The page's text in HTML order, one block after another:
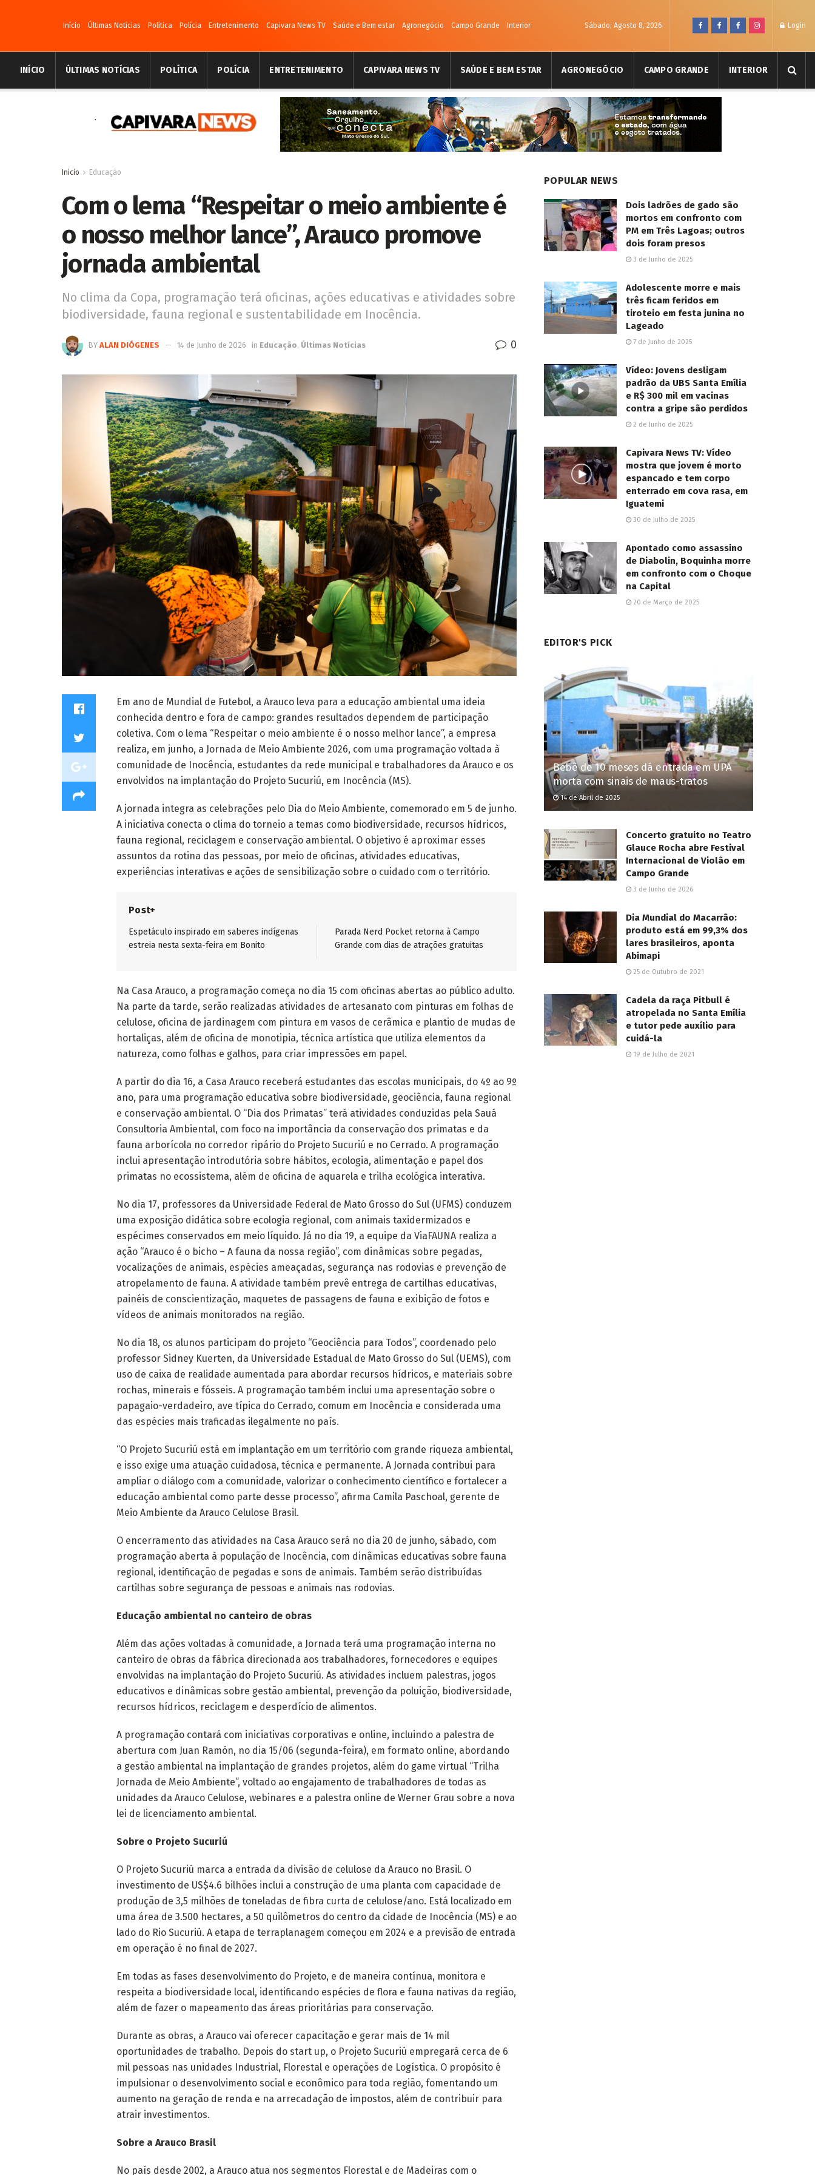
Início Últimas Notícias Política Polícia Entretenimento Capivara News TV Saúde e Bem estar Agronegócio Campo Grande Interior Sábado, Agosto 8, 2026 Login
INÍCIO ÚLTIMAS NOTÍCIAS POLÍTICA POLÍCIA ENTRETENIMENTO CAPIVARA NEWS TV SAÚDE E BEM ESTAR AGRONEGÓCIO CAMPO GRANDE INTERIOR
Inicio Educação
Com o lema “Respeitar o meio ambiente é
o nosso melhor lance”, Arauco promove
jornada ambiental
No clima da Copa, programação terá oficinas, ações educativas e atividades sobre
biodiversidade, fauna regional e sustentabilidade em Inocência.
BY ALAN DIÓGENES 14 de Junho de 2026 in Educação, Últimas Notícias 0
Em ano de Mundial de Futebol, a Arauco leva para a educação ambiental uma ideia
conhecida dentro e fora de campo: grandes resultados dependem de participação
coletiva. Com o lema “Respeitar o meio ambiente é o nosso melhor lance”, a empresa
realiza, em junho, a Jornada de Meio Ambiente 2026, com uma programação voltada à
comunidade de Inocência, estudantes da rede municipal e trabalhadores da Arauco e os
envolvidos na implantação do Projeto Sucuriú, em Inocência (MS).
A jornada integra as celebrações pelo Dia do Meio Ambiente, comemorado em 5 de junho.
A iniciativa conecta o clima do torneio a temas como biodiversidade, recursos hídricos,
fauna regional, reciclagem e conservação ambiental. O objetivo é aproximar esses
assuntos da rotina das pessoas, por meio de oficinas, atividades educativas,
experiências interativas e ações de sensibilização sobre o cuidado com o território.
Post+
Espetáculo inspirado em saberes indígenas
estreia nesta sexta-feira em Bonito
Parada Nerd Pocket retorna à Campo
Grande com dias de atrações gratuitas
Na Casa Arauco, a programação começa no dia 15 com oficinas abertas ao público adulto.
Na parte da tarde, serão realizadas atividades de artesanato com pinturas em folhas de
celulose, oficina de jardinagem com pintura em vasos de cerâmica e plantio de mudas de
hortaliças, além de oficina de monotipia, técnica artística que utiliza elementos da
natureza, como folhas e galhos, para criar impressões em papel.
A partir do dia 16, a Casa Arauco receberá estudantes das escolas municipais, do 4º ao 9º
ano, para uma programação educativa sobre biodiversidade, geociência, fauna regional
e conservação ambiental. O “Dia dos Primatas” terá atividades conduzidas pela Sauá
Consultoria Ambiental, com foco na importância da conservação dos primatas e da
fauna arborícola no corredor ripário do Projeto Sucuriú e no Cerrado. A programação
inclui apresentação introdutória sobre hábitos, ecologia, alimentação e papel dos
primatas no ecossistema, além de oficina de aquarela e trilha ecológica interativa.
No dia 17, professores da Universidade Federal de Mato Grosso do Sul (UFMS) conduzem
uma exposição didática sobre ecologia regional, com animais taxidermizados e
espécimes conservados em meio líquido. Já no dia 19, a equipe da ViaFAUNA realiza a
ação “Arauco é o bicho – A fauna da nossa região”, com dinâmicas sobre pegadas,
vocalizações de animais, espécies ameaçadas, segurança nas rodovias e prevenção de
atropelamento de fauna. A atividade também prevê entrega de cartilhas educativas,
painéis de conscientização, maquetes de passagens de fauna e exibição de fotos e
vídeos de animais monitorados na região.
No dia 18, os alunos participam do projeto “Geociência para Todos”, coordenado pelo
professor Sidney Kuerten, da Universidade Estadual de Mato Grosso do Sul (UEMS), com
uso de caixa de realidade aumentada para abordar recursos hídricos, e materiais sobre
rochas, minerais e fósseis. A programação também inclui uma apresentação sobre o
papagaio-verdadeiro, ave típica do Cerrado, comum em Inocência e considerada uma
das espécies mais traficadas ilegalmente no país.
“O Projeto Sucuriú está em implantação em um território com grande riqueza ambiental,
e isso exige uma atuação cuidadosa, técnica e permanente. A Jornada contribui para
ampliar o diálogo com a comunidade, valorizar o conhecimento científico e fortalecer a
educação ambiental como parte desse processo”, afirma Camila Paschoal, gerente de
Meio Ambiente da Arauco Celulose Brasil.
O encerramento das atividades na Casa Arauco será no dia 20 de junho, sábado, com
programação aberta à população de Inocência, com dinâmicas educativas sobre fauna
regional, identificação de pegadas e sons de animais. Também serão distribuídas
cartilhas sobre segurança de pessoas e animais nas rodovias.
Educação ambiental no canteiro de obras
Além das ações voltadas à comunidade, a Jornada terá uma programação interna no
canteiro de obras da fábrica direcionada aos trabalhadores, fornecedores e equipes
envolvidas na implantação do Projeto Sucuriú. As atividades incluem palestras, jogos
educativos e dinâmicas sobre gestão ambiental, prevenção da poluição, biodiversidade,
recursos hídricos, reciclagem e desperdício de alimentos.
A programação contará com iniciativas corporativas e online, incluindo a palestra de
abertura com Juan Ramón, no dia 15/06 (segunda-feira), em formato online, abordando
a gestão ambiental na implantação de grandes projetos, além do game virtual “Trilha
Jornada de Meio Ambiente”, voltado ao engajamento de trabalhadores de todas as
unidades da Arauco Celulose, webinares e a palestra online de Werner Grau sobre a nova
lei de licenciamento ambiental.
Sobre o Projeto Sucuriú
O Projeto Sucuriú marca a entrada da divisão de celulose da Arauco no Brasil. O
investimento de US$4.6 bilhões inclui a construção de uma planta com capacidade de
produção de 3,5 milhões de toneladas de fibra curta de celulose/ano. Está localizado em
uma área de 3.500 hectares, a 50 quilômetros do centro da cidade de Inocência (MS) e ao
lado do Rio Sucuriú. A etapa de terraplanagem começou em 2024 e a previsão de entrada
em operação é no final de 2027.
Em todas as fases desenvolvimento do Projeto, e de maneira contínua, monitora e
respeita a biodiversidade local, identificando espécies de flora e fauna nativas da região,
além de fazer o mapeamento das áreas prioritárias para conservação.
Durante as obras, a Arauco vai oferecer capacitação e gerar mais de 14 mil
oportunidades de trabalho. Depois do start up, o Projeto Sucuriú empregará cerca de 6
mil pessoas nas unidades Industrial, Florestal e operações de Logística. O propósito é
impulsionar o desenvolvimento social e econômico para toda região, fomentando um
aumento na geração de renda e na arrecadação de impostos, além de contribuir para
atrair investimentos.
Sobre a Arauco Brasil
No país desde 2002, a Arauco atua nos segmentos Florestal e de Madeiras com o
POPULAR NEWS
Dois ladrões de gado são
mortos em confronto com
PM em Três Lagoas; outros
dois foram presos
3 de Junho de 2025
Adolescente morre e mais
três ficam feridos em
tiroteio em festa junina no
Lageado
7 de Junho de 2025
Vídeo: Jovens desligam
padrão da UBS Santa Emília
e R$ 300 mil em vacinas
contra a gripe são perdidos
2 de Junho de 2025
Capivara News TV: Vídeo
mostra que jovem é morto
espancado e tem corpo
enterrado em cova rasa, em
Iguatemi
30 de Julho de 2025
Apontado como assassino
de Diabolin, Boquinha morre
em confronto com o Choque
na Capital
20 de Março de 2025
EDITOR'S PICK
Bebê de 10 meses dá entrada em UPA
morta com sinais de maus-tratos
14 de Abril de 2025
Concerto gratuito no Teatro
Glauce Rocha abre Festival
Internacional de Violão em
Campo Grande
3 de Junho de 2026
Dia Mundial do Macarrão:
produto está em 99,3% dos
lares brasileiros, aponta
Abimapi
25 de Outubro de 2021
Cadela da raça Pitbull é
atropelada no Santa Emília
e tutor pede auxílio para
cuidá-la
19 de Julho de 2021